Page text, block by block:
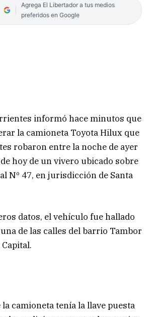
Agrega El Libertador a tus medios
preferidos en Google
informó hace minutos que
la camioneta Toyota Hilux que
robaron entre la noche de ayer
hoy de un vivero ubicado sobre
Nº 47, en jurisdicción de Santa
datos, el vehículo fue hallado
de las calles del barrio Tambor
camioneta tenía la llave puesta